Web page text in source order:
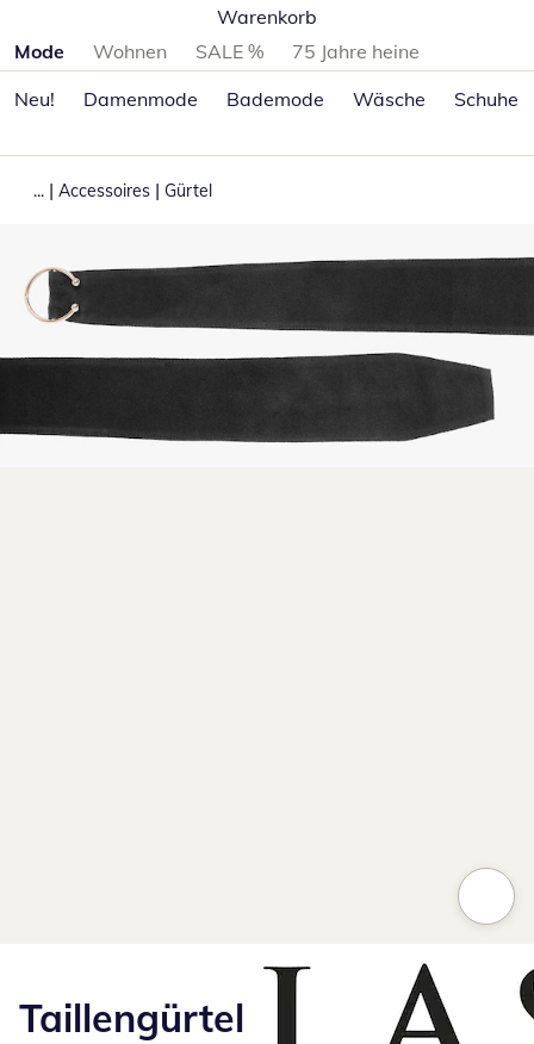
Warenkorb
Produktkategorien überspringen
Mode Wohnen SALE %
75 Jahre heine
Neu!
Damenmode Bademode Wäsche Schuhe
... | Accessoires | Gürtel
Taillengürtel